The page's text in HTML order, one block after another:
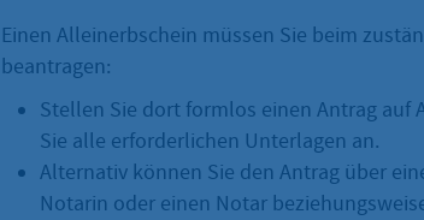
Einen Alleinerbschein müssen Sie beim
beantragen:
Stellen Sie dort formlos einen Antrag auf
Sie alle erforderlichen Unterlagen an.
Alternativ können Sie den Antrag über
Notarin oder einen Notar